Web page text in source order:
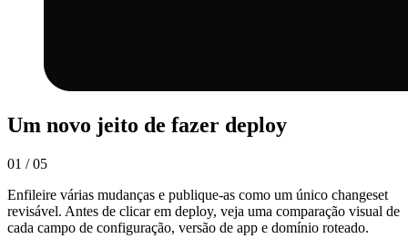
Um novo jeito de fazer deploy
01 / 05
Enfileire várias mudanças e publique-as como um único changeset
revisável. Antes de clicar em deploy, veja uma comparação visual de
cada campo de configuração, versão de app e domínio roteado.